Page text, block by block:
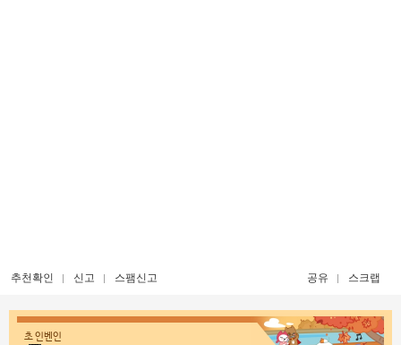
추천확인 신고 스팸신고 공유 스크랩
초 인벤인